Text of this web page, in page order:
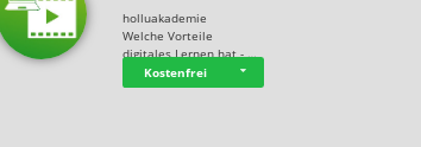
holluakademie
Welche Vorteile
digitales Lernen hat - …
Kostenfrei